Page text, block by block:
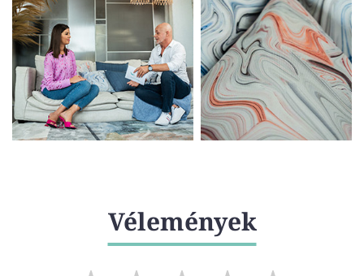
Vélemények